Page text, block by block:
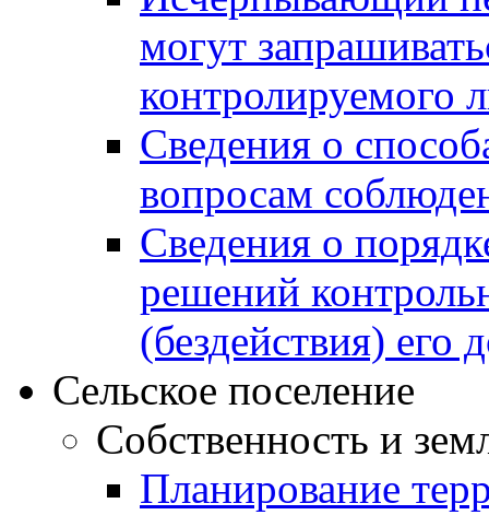
могут
контролируемого
Сведения о
вопросам
Сведения о
решений
(бездействия) его
Сельское поселение
Собственность и
Планирование